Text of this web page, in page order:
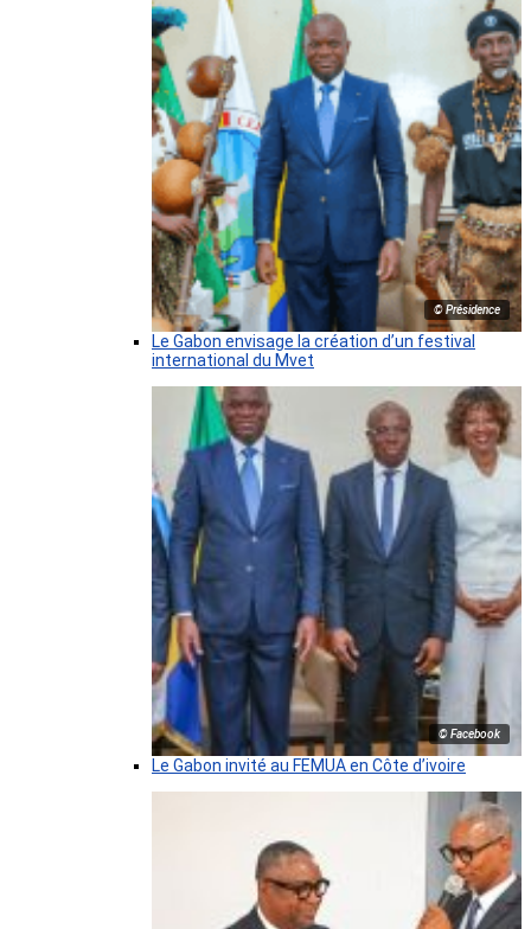
© Présidence
Le Gabon envisage la création d’un festival
international du Mvet
© Facebook
Le Gabon invité au FEMUA en Côte d’ivoire